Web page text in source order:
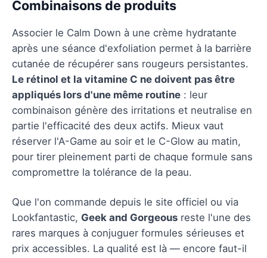
Combinaisons de produits
Associer le Calm Down à une crème hydratante
après une séance d'exfoliation permet à la barrière
cutanée de récupérer sans rougeurs persistantes.
Le rétinol et la vitamine C ne doivent pas être
appliqués lors d'une même routine : leur
combinaison génère des irritations et neutralise en
partie l'efficacité des deux actifs. Mieux vaut
réserver l'A-Game au soir et le C-Glow au matin,
pour tirer pleinement parti de chaque formule sans
compromettre la tolérance de la peau.
Que l'on commande depuis le site officiel ou via
Lookfantastic, Geek and Gorgeous reste l'une des
rares marques à conjuguer formules sérieuses et
prix accessibles. La qualité est là — encore faut-il